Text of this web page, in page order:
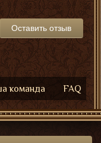
Оставить отзыв
команда FAQ